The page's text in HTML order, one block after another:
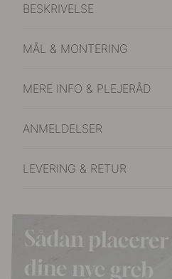
BESKRIVELSE
MÅL & MONTERING
MERE INFO & PLEJERÅD
ANMELDELSER
LEVERING & RETUR